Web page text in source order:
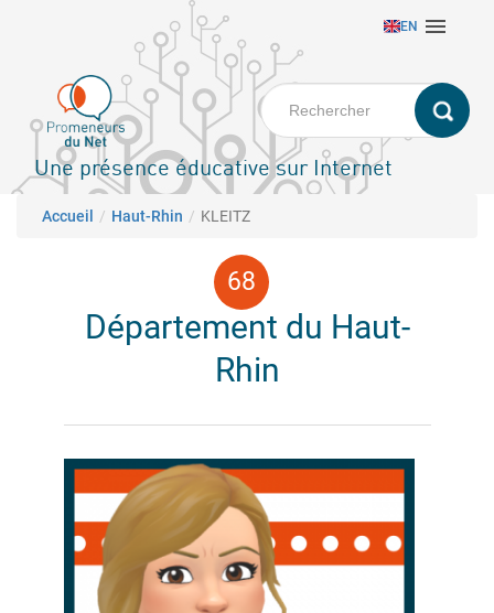
principal
EN 
Une présence éducative sur Internet
Fil d'Ariane
Accueil Haut-Rhin KLEITZ
Département du Haut-
Rhin